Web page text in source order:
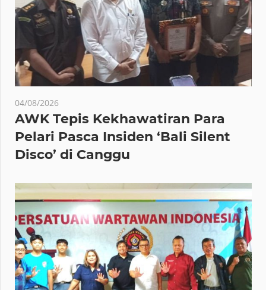
04/08/2026
AWK Tepis Kekhawatiran Para
Pelari Pasca Insiden ‘Bali Silent
Disco’ di Canggu